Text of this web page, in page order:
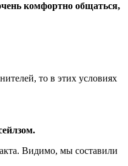
комфортно общаться,
то в этих условиях
Видимо, мы составили